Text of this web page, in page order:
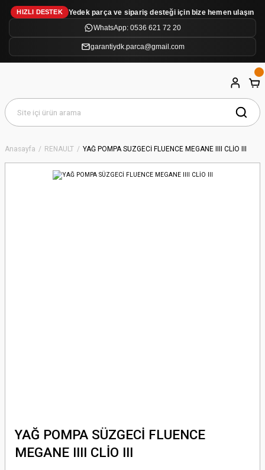
HIZLI DESTEK
Yedek parça ve sipariş desteği için bize hemen ulaşın
WhatsApp: 0536 621 72 20
garantiydk.parca@gmail.com
Anasayfa RENAULT YAĞ POMPA SÜZGECİ FLUENCE MEGANE IIII CLİO III
YAĞ POMPA SÜZGECİ FLUENCE
MEGANE IIII CLİO III